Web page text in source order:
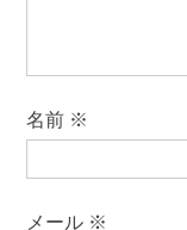
名前 ※
メール ※